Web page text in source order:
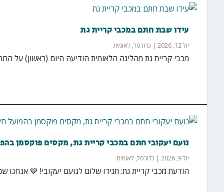
עידו שבת חתם במכבי קריית גת
יול 12, 2026 | כדורסל, לאומית
מכבי קריית גת מהליגה הלאומית הודיעה היום (ראשון) על החתמתו של
נועם יעקובי חתם במכבי קריית גת, מקסים פוקסמן
יול 9, 2026 | כדורסל, לאומית
הודעת מכבי קריית גת: תגידו שלום לנועם יעקובי! 💙 אנחנו